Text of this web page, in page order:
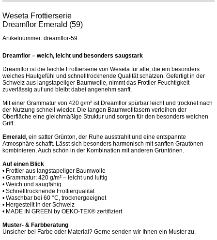
Weseta Frottierserie
Dreamflor Emerald (59)
Artikelnummer: dreamflor-59
Dreamflor – weich, leicht und besonders saugstark
Dreamflor ist die leichte Frottierserie von Weseta für alle, die ein besonders
weiches Hautgefühl und schnelltrocknende Qualität schätzen. Gefertigt in der
Schweiz aus langstapeliger Baumwolle, nimmt das Frottier Feuchtigkeit
zuverlässig auf und bleibt dabei angenehm sanft.
Mit einer Grammatur von 420 g/m² ist Dreamflor spürbar leicht und trocknet nach
der Nutzung schnell wieder. Die langen Baumwollfasern verleihen der
Oberfläche eine gleichmäßige Struktur und sorgen für den besonders weichen
Griff.
Emerald , ein satter Grünton, der Ruhe ausstrahlt und eine entspannte
Atmosphäre schafft. Lässt sich besonders harmonisch mit sanften Grautönen
kombinieren. Auch schön in der Kombination mit anderen Grüntönen.
Auf einen Blick
• Frottier aus langstapeliger Baumwolle
• Grammatur: 420 g/m² – leicht und luftig
• Weich und saugfähig
• Schnelltrocknende Frottierqualität
• Waschbar bei 60 °C, trocknergeeignet
• Hergestellt in der Schweiz
• MADE IN GREEN by OEKO-TEX® zertifiziert
Muster- & Farbberatung
Unsicher bei Farbe oder Material? Gerne senden wir Ihnen ein Muster zu.